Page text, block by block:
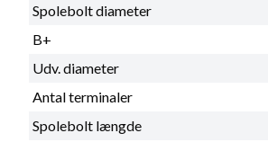
Spolebolt diameter
B+
Udv. diameter
Antal terminaler
Spolebolt længde